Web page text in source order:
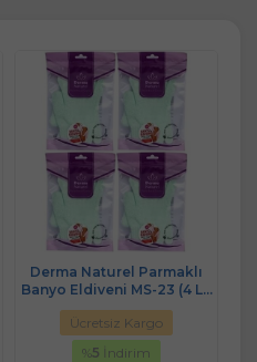
Derma Naturel Parmaklı
Banyo Eldiveni MS-23 (4 Lü
Set)
Ücretsiz Kargo
%5 İndirim